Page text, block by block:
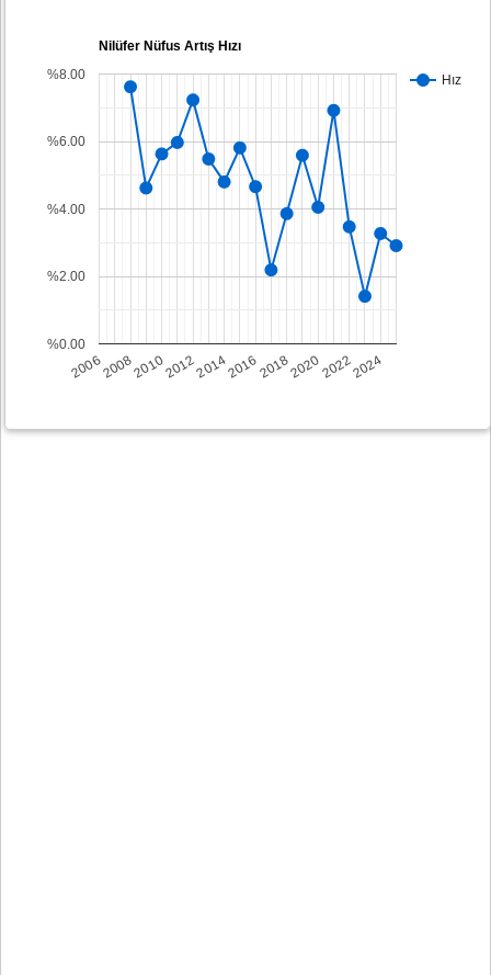
Nilüfer Nüfus Artış Hızı
Hız
2006200820102012201420162018202020222024
%0.00
%2.00
%4.00
%6.00
%8.00